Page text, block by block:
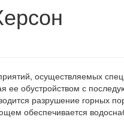
осуществляемых
ее обустройством с
разрушение горных
обеспечивается